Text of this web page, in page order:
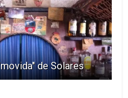
de Solares